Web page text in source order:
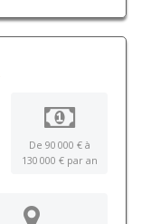
De 90 000 € à
130 000 € par an